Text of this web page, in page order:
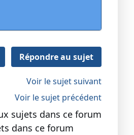
Répondre au sujet
Voir le sujet suivant
Voir le sujet précédent
sujets dans ce forum
dans ce forum